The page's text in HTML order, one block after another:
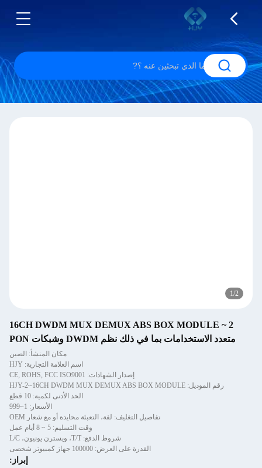
1/2
2 ~ 16CH DWDM MUX DEMUX ABS BOX MODULE
متعدد الاستخدامات بما في ذلك نظم DWDM وشبكات PON
مكان المنشأ: الصين
اسم العلامة التجارية: HJY
إصدار الشهادات: CE, ROHS, FCC ISO9001
رقم الموديل: HJY-2~16CH DWDM MUX DEMUX ABS BOX MODULE
الحد الأدنى لكمية: 10 قطع
الأسعار: 1~999
تفاصيل التغليف: لفة، التعبئة محايدة أو مع شعار OEM
وقت التسليم: 5 ~ 8 أيام عمل
شروط الدفع: T/T، ويسترن يونيون، L/C
القدرة على العرض: 100000 جهاز كمبيوتر شخصى
إبراز: